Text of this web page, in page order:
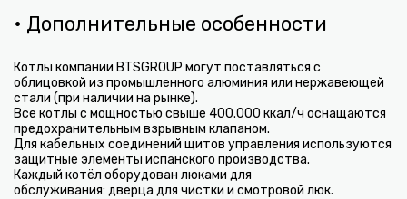
• Дополнительные особенности
Котлы компании BTSGROUP могут поставляться с
облицовкой из промышленного алюминия или нержавеющей
стали (при наличии на рынке).
Все котлы с мощностью свыше 400.000 ккал/ч оснащаются
предохранительным взрывным клапаном.
Для кабельных соединений щитов управления используются
защитные элементы испанского производства.
Каждый котёл оборудован люками для
обслуживания: дверца для чистки и смотровой люк.